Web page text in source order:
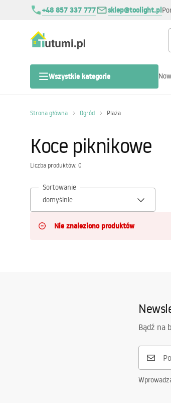
+48 857 337 777 sklep@toolight.pl
Wszystkie kategorie
Dom
Salon
Sypialnia
Kuchnia Łazienka
Strona główna Ogród Plaża
Koce piknikowe
Liczba produktów: 0
Sortowanie
Nie znaleziono produktów
Bądź na